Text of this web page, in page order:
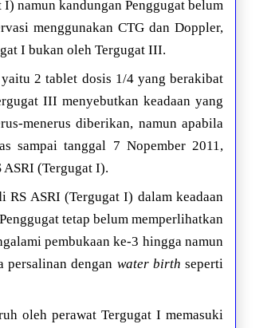
namun kandungan Penggugat belum
menggunakan CTG dan Doppler,
I bukan oleh Tergugat III.
2 tablet dosis 1/4 yang berakibat
III menyebutkan keadaan yang
menerus diberikan, namun apabila
sampai tanggal 7 Nopember 2011,
ASRI (Tergugat I).
RS ASRI (Tergugat I) dalam keadaan
tetap belum memperlihatkan
pembukaan ke-3 hingga namun
persalinan dengan water birth seperti
oleh perawat Tergugat I memasuki